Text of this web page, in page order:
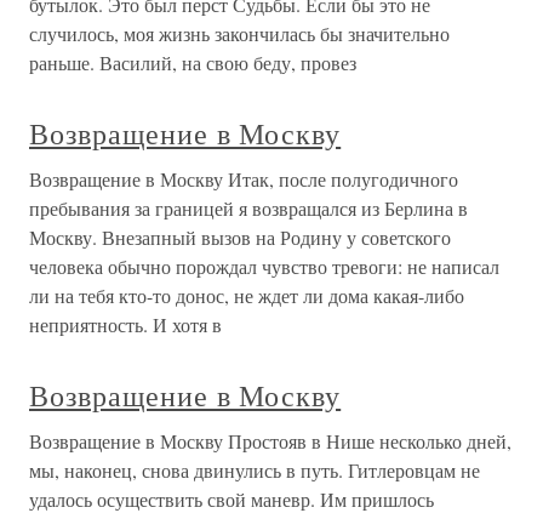
случилось, моя жизнь закончилась бы значительно
раньше. Василий, на свою беду, провез
Возвращение в Москву
Возвращение в Москву Итак, после полугодичного
пребывания за границей я возвращался из Берлина в
Москву. Внезапный вызов на Родину у советского
человека обычно порождал чувство тревоги: не написал
ли на тебя кто-то донос, не ждет ли дома какая-либо
неприятность. И хотя в
Возвращение в Москву
Возвращение в Москву Простояв в Нише несколько дней,
мы, наконец, снова двинулись в путь. Гитлеровцам не
удалось осуществить свой маневр. Им пришлось